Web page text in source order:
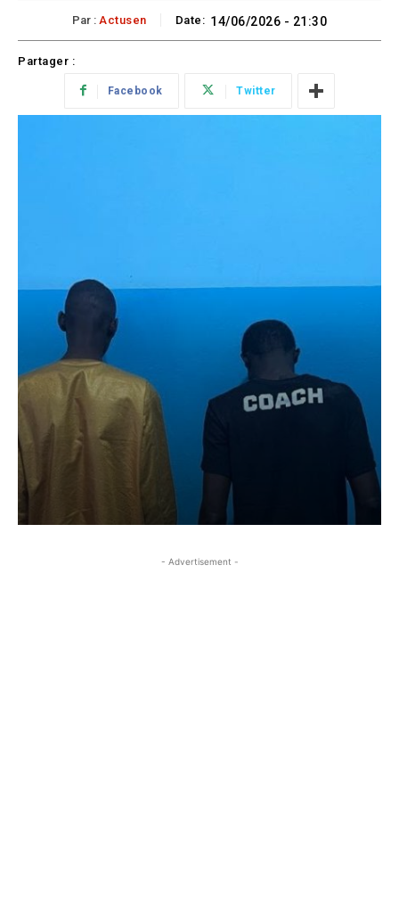
Par : Actusen Date: 14/06/2026 - 21:30
Partager :
Facebook Twitter
- Advertisement -